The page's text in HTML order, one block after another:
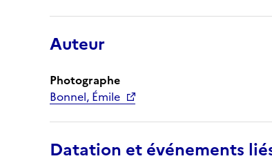
Auteur
Photographe
Bonnel, Émile
Datation et événements